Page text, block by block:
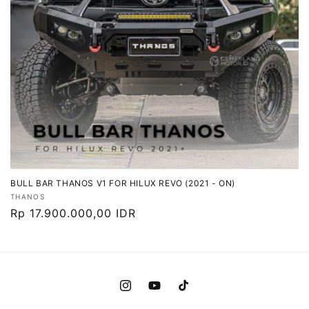
BULL BAR THANOS V1 FOR HILUX REVO (2021 - ON)
Vendor:
THANOS
Harga
Rp 17.900.000,00 IDR
InstagramYouTubeTikTok